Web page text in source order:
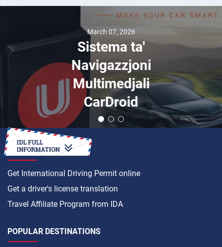
Aħjar
biex Iżżuru
Arġentina
HOW TO
Get International Driving Permit online
Get a driver's license translation
Travel Affiliate Program from IDA
POPULAR DESTINATIONS